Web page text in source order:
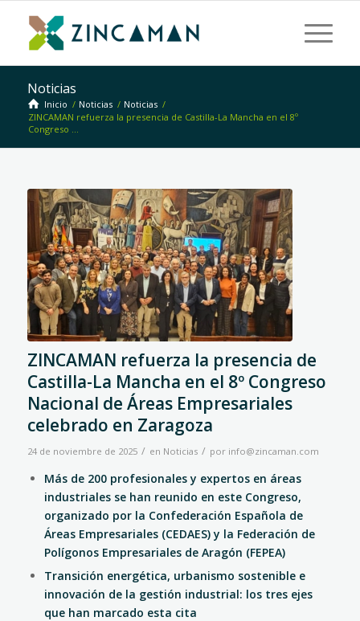
Noticias
Inicio / Noticias / Noticias /
ZINCAMAN refuerza la presencia de Castilla-La Mancha en el 8º
Congreso ...
ZINCAMAN refuerza la presencia de
Castilla-La Mancha en el 8º Congreso
Nacional de Áreas Empresariales
celebrado en Zaragoza
24 de noviembre de 2025 / en Noticias / por info@zincaman.com
Más de 200 profesionales y expertos en áreas
industriales se han reunido en este Congreso,
organizado por la Confederación Española de
Áreas Empresariales (CEDAES) y la Federación de
Polígonos Empresariales de Aragón (FEPEA)
Transición energética, urbanismo sostenible e
innovación de la gestión industrial: los tres ejes
que han marcado esta cita